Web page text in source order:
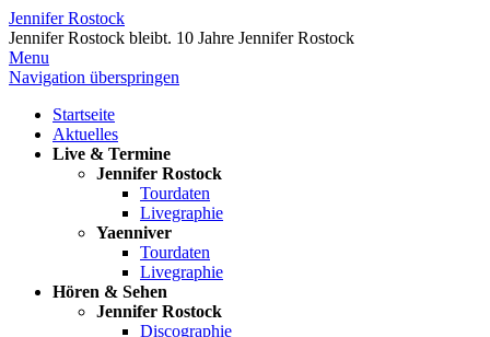
Jennifer Rostock
Jennifer Rostock bleibt. 10 Jahre Jennifer Rostock
Menu
Navigation überspringen
Startseite
Aktuelles
Live & Termine
Jennifer Rostock
Tourdaten
Livegraphie
Yaenniver
Tourdaten
Livegraphie
Hören & Sehen
Jennifer Rostock
Discographie